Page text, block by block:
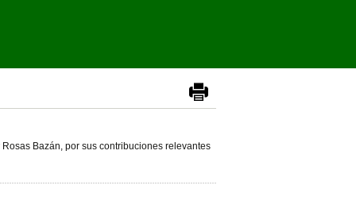
Bazán, por sus contribuciones relevantes